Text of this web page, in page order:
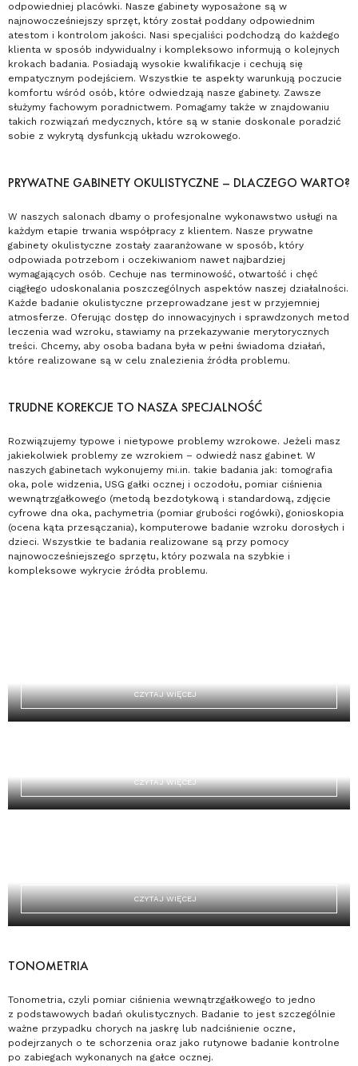
odpowiedniej placówki. Nasze gabinety wyposażone są w
najnowocześniejszy sprzęt, który został poddany odpowiednim
atestom i kontrolom jakości. Nasi specjaliści podchodzą do każdego
klienta w sposób indywidualny i kompleksowo informują o kolejnych
krokach badania. Posiadają wysokie kwalifikacje i cechują się
empatycznym podejściem. Wszystkie te aspekty warunkują poczucie
komfortu wśród osób, które odwiedzają nasze gabinety. Zawsze
służymy fachowym poradnictwem. Pomagamy także w znajdowaniu
takich rozwiązań medycznych, które są w stanie doskonale poradzić
sobie z wykrytą dysfunkcją układu wzrokowego.
PRYWATNE GABINETY OKULISTYCZNE – DLACZEGO WARTO?
W naszych salonach dbamy o profesjonalne wykonawstwo usługi na
każdym etapie trwania współpracy z klientem. Nasze prywatne
gabinety okulistyczne zostały zaaranżowane w sposób, który
odpowiada potrzebom i oczekiwaniom nawet najbardziej
wymagających osób. Cechuje nas terminowość, otwartość i chęć
ciągłego udoskonalania poszczególnych aspektów naszej działalności.
Każde badanie okulistyczne przeprowadzane jest w przyjemniej
atmosferze. Oferując dostęp do innowacyjnych i sprawdzonych metod
leczenia wad wzroku, stawiamy na przekazywanie merytorycznych
treści. Chcemy, aby osoba badana była w pełni świadoma działań,
które realizowane są w celu znalezienia źródła problemu.
TRUDNE KOREKCJE TO NASZA SPECJALNOŚĆ
Rozwiązujemy typowe i nietypowe problemy wzrokowe. Jeżeli masz
jakiekolwiek problemy ze wzrokiem – odwiedź nasz gabinet. W
naszych gabinetach wykonujemy mi.in. takie badania jak: tomografia
oka, pole widzenia, USG gałki ocznej i oczodołu, pomiar ciśnienia
wewnątrzgałkowego (metodą bezdotykową i standardową, zdjęcie
cyfrowe dna oka, pachymetria (pomiar grubości rogówki), gonioskopia
(ocena kąta przesączania), komputerowe badanie wzroku dorosłych i
dzieci. Wszystkie te badania realizowane są przy pomocy
najnowocześniejszego sprzętu, który pozwala na szybkie i
kompleksowe wykrycie źródła problemu.
CZYTAJ WIĘCEJ
CZYTAJ WIĘCEJ
CZYTAJ WIĘCEJ
TONOMETRIA
Tonometria, czyli pomiar ciśnienia wewnątrzgałkowego to jedno
z podstawowych badań okulistycznych. Badanie to jest szczególnie
ważne przypadku chorych na jaskrę lub nadciśnienie oczne,
podejrzanych o te schorzenia oraz jako rutynowe badanie kontrolne
po zabiegach wykonanych na gałce ocznej.